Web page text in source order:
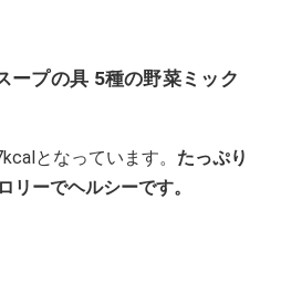
ープの具 5種の野菜ミック
となっています。 たっぷり
リーでヘルシーです。